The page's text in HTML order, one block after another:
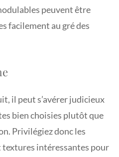
peuvent être
facilement au gré des
il peut s’avérer judicieux
bien choisies plutôt que
Privilégiez donc les
textures intéressantes pour